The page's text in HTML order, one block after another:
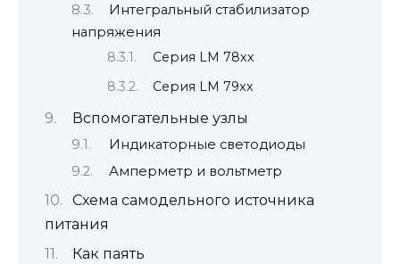
Интегральный стабилизатор
напряжения
Серия LM 78xx
Серия LM 79xx
Вспомогательные узлы
Индикаторные светодиоды
Амперметр и вольтметр
Схема самодельного источника
питания
Как паять